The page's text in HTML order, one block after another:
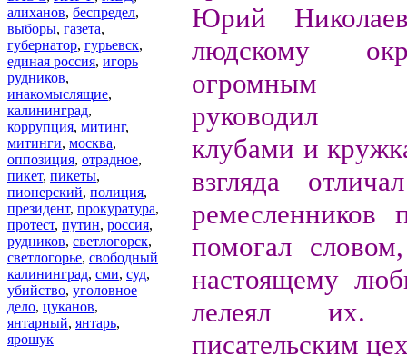
алиханов, беспредел,
выборы, газета,
губернатор, гурьевск,
единая россия, игорь
рудников,
инакомыслящие,
калининград,
коррупция, митинг,
митинги, москва,
оппозиция, отрадное,
пикет, пикеты,
пионерский, полиция,
президент, прокуратура,
протест, путин, россия,
рудников, светлогорск,
светлогорье, свободный
калининград, сми, суд,
убийство, уголовное
дело, цуканов,
янтарный, янтарь,
ярошук
Юрий
людскому
огромным
руководил
клубами и
взгляда
помогал
настоящему
лелеял
писательским